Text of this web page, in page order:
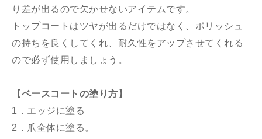
り差が出るので欠かせないアイテムです。
トップコートはツヤが出るだけではなく、ポリッシュ
の持ちを良くしてくれ、耐久性をアップさせてくれる
ので必ず使用しましょう。
【ベースコートの塗り方】
1．エッジに塗る
2．爪全体に塗る。